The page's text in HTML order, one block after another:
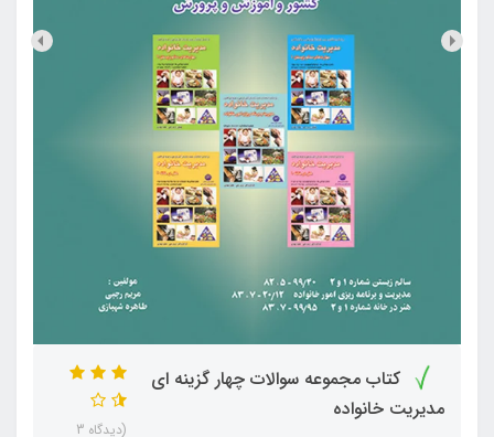
کتاب مجموعه سوالات چهار گزینه ای
مدیریت خانواده
(دیدگاه 3